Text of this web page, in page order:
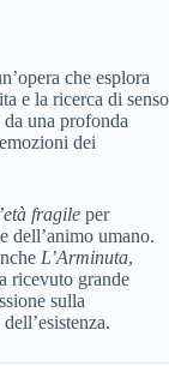
che esplora
e la ricerca di senso
una profonda
dei
fragile per
dell’animo umano.
L’Arminuta,
ricevuto grande
sulla